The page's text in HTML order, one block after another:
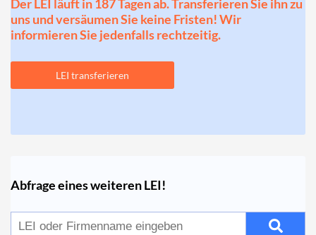
Der LEI läuft in 187 Tagen ab. Transferieren Sie ihn zu
uns und versäumen Sie keine Fristen! Wir
informieren Sie jedenfalls rechtzeitig.
LEI transferieren
Abfrage eines weiteren LEI!